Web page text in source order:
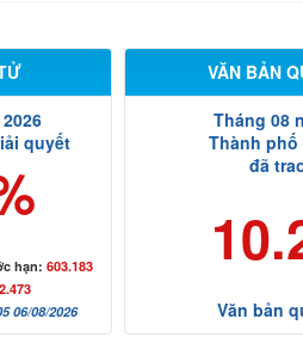
quyết
hạn: 603.183
06/08/2026
VĂN BẢN
Tháng 08
Thành
đã
Văn bản